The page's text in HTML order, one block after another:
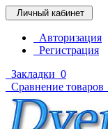
Личный кабинет
Авторизация
Регистрация
Закладки 0
Сравнение товаров